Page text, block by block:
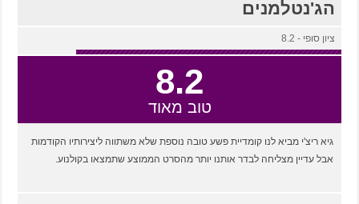
הג'נטלמנים
ציון סופי - 8.2
8.2
טוב מאוד
גיא ריצ'י מביא לנו קומדיית פשע טובה נוספת שלא משתווה ליצירותיו הקודמות
אבל עדיין מצליחה לבדר אותנו יותר מהסרט הממוצע שתמצאו בקולנוע.